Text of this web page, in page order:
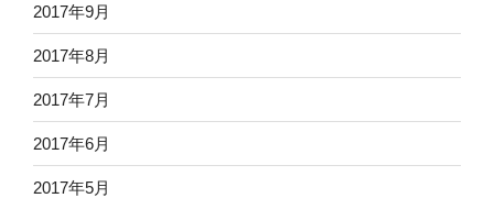
2017年9月
2017年8月
2017年7月
2017年6月
2017年5月